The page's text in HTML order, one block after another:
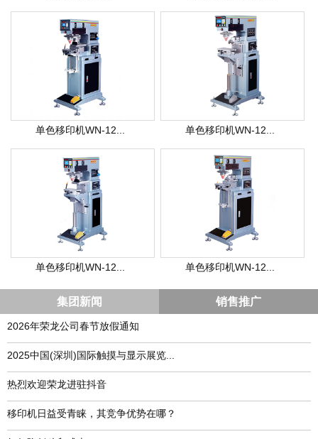
单色移印机WN-12... 单色移印机WN-12...
单色移印机WN-12... 单色移印机WN-12...
集团新闻 销售推广
2026年荣龙公司春节放假通知
​2025中国(深圳)国际触摸与显示展览...
热烈欢迎荣龙进驻抖音
移印机日益受青睐，其竞争优势在哪？